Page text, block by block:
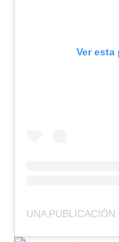
Ver